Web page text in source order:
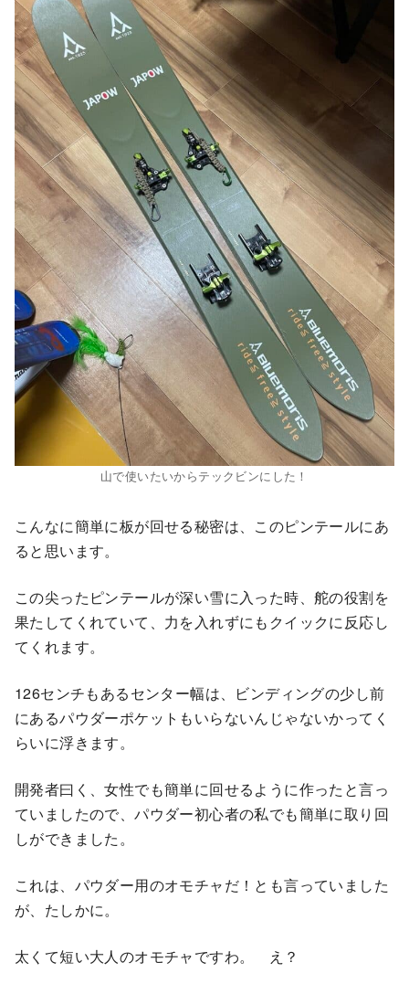
山で使いたいからテックビンにした！
こんなに簡単に板が回せる秘密は、このピンテールにあ
ると思います。
この尖ったピンテールが深い雪に入った時、舵の役割を
果たしてくれていて、力を入れずにもクイックに反応し
てくれます。
126センチもあるセンター幅は、ビンディングの少し前
にあるパウダーポケットもいらないんじゃないかってく
らいに浮きます。
開発者曰く、女性でも簡単に回せるように作ったと言っ
ていましたので、パウダー初心者の私でも簡単に取り回
しができました。
これは、パウダー用のオモチャだ！とも言っていました
が、たしかに。
太くて短い大人のオモチャですわ。 え？